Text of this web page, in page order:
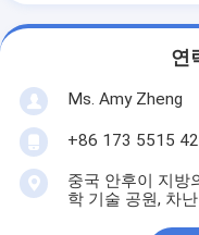
연
Ms. Amy Zheng
+86 173 5515
중국 안후이 지방
학 기술 공원, 차